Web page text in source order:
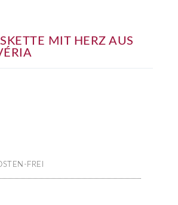
MIT HERZ AUS
FREI